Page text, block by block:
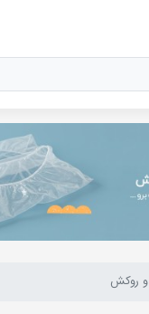
و روکش